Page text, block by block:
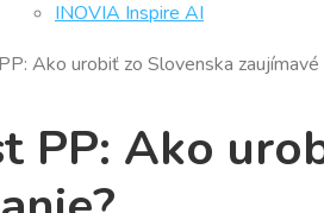
INOVIA Inspire AI
Ako urobiť zo Slovenska
PP: Ako